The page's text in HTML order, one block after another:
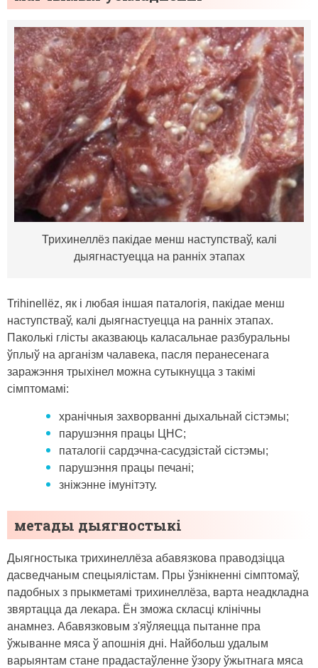
Трихинеллёз пакідае менш наступстваў, калі
дыягнастуецца на ранніх этапах
Trihinellёz, як і любая іншая паталогія, пакідае менш
наступстваў, калі дыягнастуецца на ранніх этапах.
Паколькі глісты аказваюць каласальнае разбуральны
ўплыў на арганізм чалавека, пасля перанесенага
заражэння трыхінел можна сутыкнуцца з такімі
сімптомамі:
хранічныя захворванні дыхальнай сістэмы;
парушэння працы ЦНС;
паталогіі сардэчна-сасудзістай сістэмы;
парушэння працы печані;
зніжэнне імунітэту.
метады дыягностыкі
Дыягностыка трихинеллёза абавязкова праводзіцца
дасведчаным спецыялістам. Пры ўзнікненні сімптомаў,
падобных з прыкметамі трихинеллёза, варта неадкладна
звяртацца да лекара. Ён зможа скласці клінічны
анамнез. Абавязковым з'яўляецца пытанне пра
ўжыванне мяса ў апошнія дні. Найбольш удалым
варыянтам стане прадастаўленне ўзору ўжытнага мяса